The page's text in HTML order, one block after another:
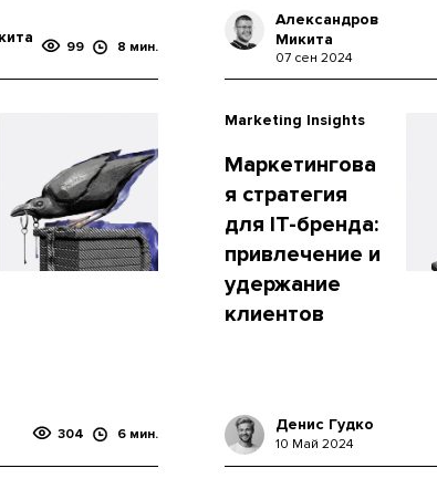
99 8 мин.
Александров
Микита
07 сен 2024
304 6 мин.
Marketing Insights
Маркетингова
я стратегия
для IT-бренда:
привлечение и
удержание
клиентов
Денис Гудко
10 Май 2024